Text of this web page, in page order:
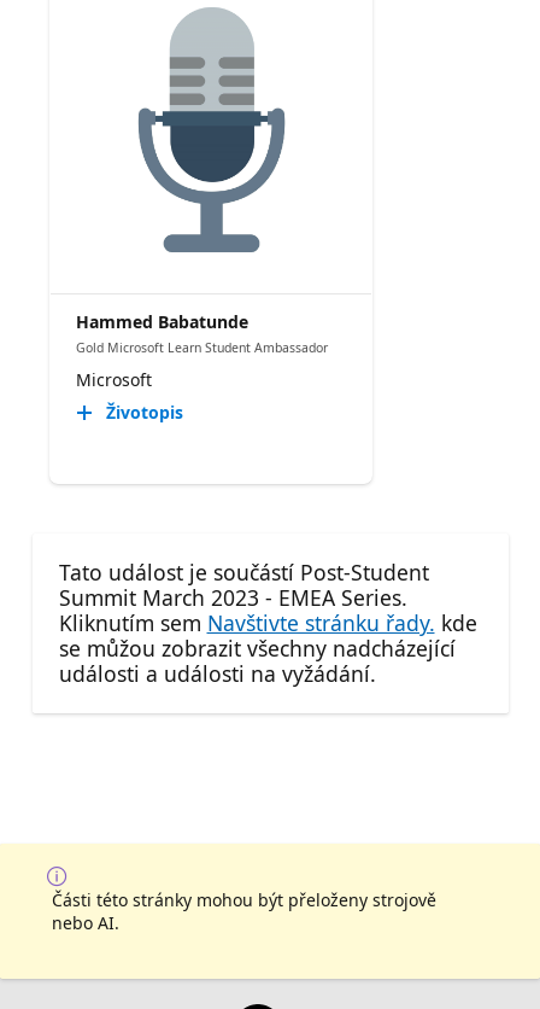
Hammed Babatunde
Gold Microsoft Learn Student Ambassador
Microsoft
Životopis
Tato událost je součástí Post-Student
Summit March 2023 - EMEA Series.
Kliknutím sem Navštivte stránku řady. kde
se můžou zobrazit všechny nadcházející
události a události na vyžádání.
Části této stránky mohou být přeloženy strojově
nebo AI.